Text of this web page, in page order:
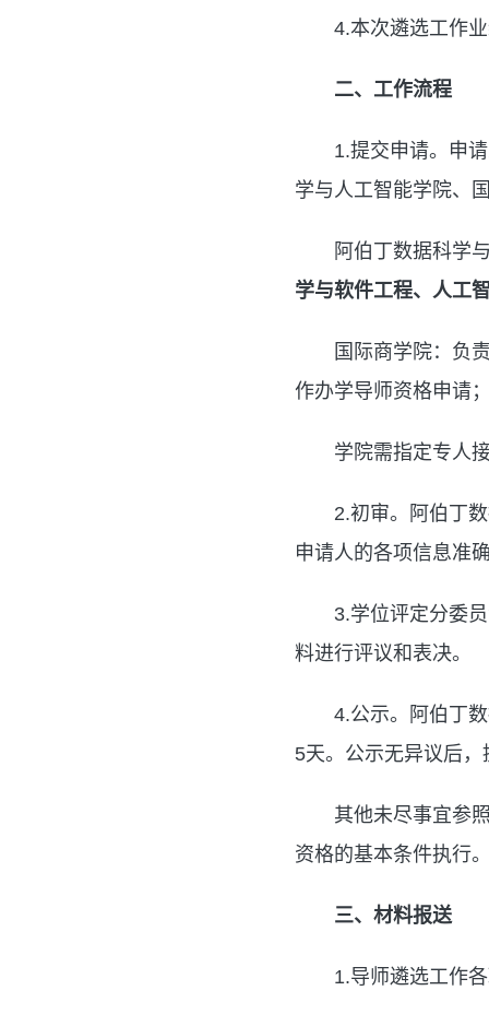
4.本次遴选工作
二、工作流程
1.提交申请。申
学与人工智能学院、
阿伯丁数据科学
学与软件工程、人工
国际商学院：负
作办学导师资格申请
学院需指定专人
2.初审。阿伯丁
申请人的各项信息准
3.学位评定分委
料进行评议和表决。
4.公示。阿伯丁
5天。公示无异议后
其他未尽事宜参
资格的基本条件执行
三、材料报送
1.导师遴选工作